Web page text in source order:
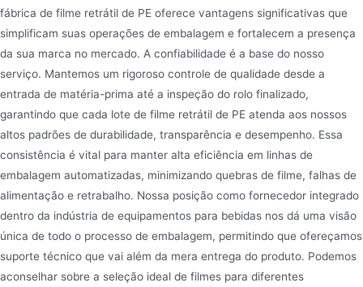
fábrica de filme retrátil de PE oferece vantagens significativas que
simplificam suas operações de embalagem e fortalecem a presença
da sua marca no mercado. A confiabilidade é a base do nosso
serviço. Mantemos um rigoroso controle de qualidade desde a
entrada de matéria-prima até a inspeção do rolo finalizado,
garantindo que cada lote de filme retrátil de PE atenda aos nossos
altos padrões de durabilidade, transparência e desempenho. Essa
consistência é vital para manter alta eficiência em linhas de
embalagem automatizadas, minimizando quebras de filme, falhas de
alimentação e retrabalho. Nossa posição como fornecedor integrado
dentro da indústria de equipamentos para bebidas nos dá uma visão
única de todo o processo de embalagem, permitindo que ofereçamos
suporte técnico que vai além da mera entrega do produto. Podemos
aconselhar sobre a seleção ideal de filmes para diferentes